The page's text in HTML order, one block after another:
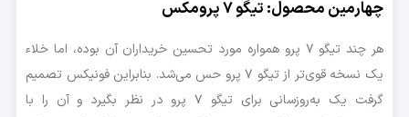
چهارمین محصول: تیگو ۷ پرومکس
هر چند تیگو ۷ پرو همواره مورد تحسین خریداران آن بوده، اما خلاء
یک نسخه قوی‌تر از تیگو ۷ پرو حس می‌شد. بنابراین فونیکس تصمیم
گرفت یک به‌روزسانی برای تیگو ۷ پرو در نظر بگیرد و آن را با